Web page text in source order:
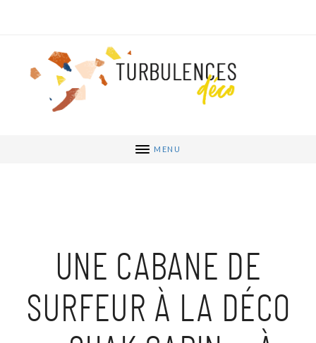
MENU
UNE CABANE DE
SURFEUR À LA DÉCO